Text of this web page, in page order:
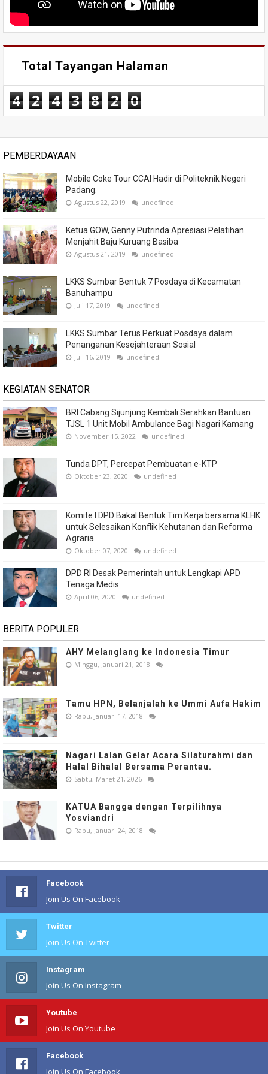
Total Tayangan Halaman
4 2 4 3 8 2 0
PEMBERDAYAAN
Mobile Coke Tour CCAI Hadir di Politeknik Negeri
Padang.
Agustus 22, 2019 undefined
Ketua GOW, Genny Putrinda Apresiasi Pelatihan
Menjahit Baju Kuruang Basiba
Agustus 21, 2019 undefined
LKKS Sumbar Bentuk 7 Posdaya di Kecamatan
Banuhampu
Juli 17, 2019 undefined
LKKS Sumbar Terus Perkuat Posdaya dalam
Penanganan Kesejahteraan Sosial
Juli 16, 2019 undefined
KEGIATAN SENATOR
BRI Cabang Sijunjung Kembali Serahkan Bantuan
TJSL 1 Unit Mobil Ambulance Bagi Nagari Kamang
November 15, 2022 undefined
Tunda DPT, Percepat Pembuatan e-KTP
Oktober 23, 2020 undefined
Komite I DPD Bakal Bentuk Tim Kerja bersama KLHK
untuk Selesaikan Konflik Kehutanan dan Reforma
Agraria
Oktober 07, 2020 undefined
DPD RI Desak Pemerintah untuk Lengkapi APD
Tenaga Medis
April 06, 2020 undefined
BERITA POPULER
AHY Melanglang ke Indonesia Timur
Minggu, Januari 21, 2018
Tamu HPN, Belanjalah ke Ummi Aufa Hakim
Rabu, Januari 17, 2018
Nagari Lalan Gelar Acara Silaturahmi dan
Halal Bihalal Bersama Perantau.
Sabtu, Maret 21, 2026
KATUA Bangga dengan Terpilihnya
Yosviandri
Rabu, Januari 24, 2018
Facebook
Join Us On Facebook
Twitter
Join Us On Twitter
Instagram
Join Us On Instagram
Youtube
Join Us On Youtube
Facebook
Join Us On Facebook